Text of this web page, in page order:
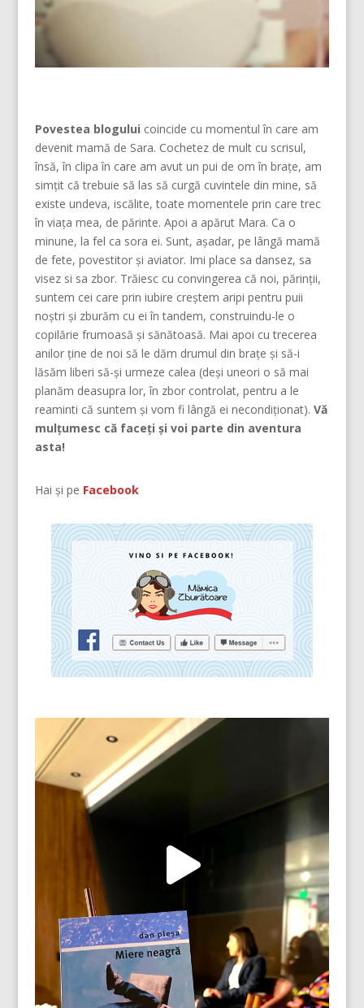
Povestea blogului coincide cu momentul în care am
devenit mamă de Sara. Cochetez de mult cu scrisul,
însă, în clipa în care am avut un pui de om în brațe, am
simțit că trebuie să las să curgă cuvintele din mine, să
existe undeva, iscălite, toate momentele prin care trec
în viața mea, de părinte. Apoi a apărut Mara. Ca o
minune, la fel ca sora ei. Sunt, așadar, pe lângă mamă
de fete, povestitor și aviator. Imi place sa dansez, sa
visez si sa zbor. Trăiesc cu convingerea că noi, părinţii,
suntem cei care prin iubire creştem aripi pentru puii
noştri şi zburăm cu ei în tandem, construindu-le o
copilărie frumoasă şi sănătoasă. Mai apoi cu trecerea
anilor ține de noi să le dăm drumul din braţe și să-i
lăsăm liberi să-și urmeze calea (deşi uneori o să mai
planăm deasupra lor, în zbor controlat, pentru a le
reaminti că suntem şi vom fi lângă ei necondiţionat). Vă
mulțumesc că faceți și voi parte din aventura
asta!
Hai și pe Facebook